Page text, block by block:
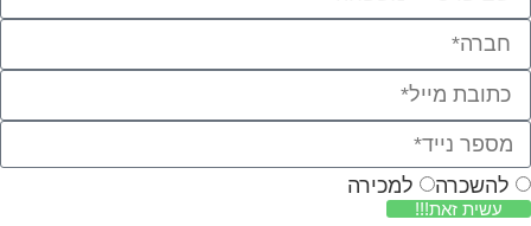
להשכרה למכירה
עשית זאת!!!